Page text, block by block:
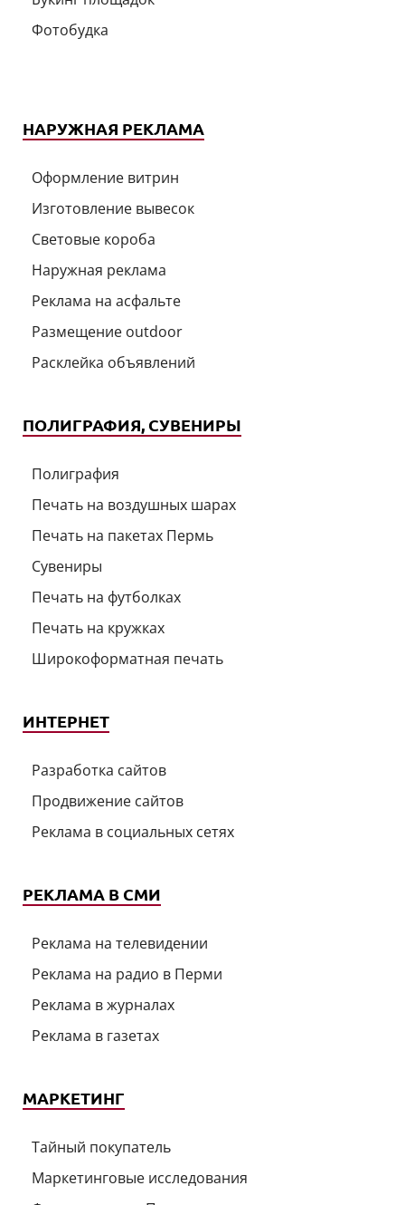
Фотобудка
НАРУЖНАЯ РЕКЛАМА
Оформление витрин
Изготовление вывесок
Световые короба
Наружная реклама
Реклама на асфальте
Размещение outdoor
Расклейка объявлений
ПОЛИГРАФИЯ, СУВЕНИРЫ
Полиграфия
Печать на воздушных шарах
Печать на пакетах Пермь
Сувениры
Печать на футболках
Печать на кружках
Широкоформатная печать
ИНТЕРНЕТ
Разработка сайтов
Продвижение сайтов
Реклама в социальных сетях
РЕКЛАМА В СМИ
Реклама на телевидении
Реклама на радио в Перми
Реклама в журналах
Реклама в газетах
МАРКЕТИНГ
Тайный покупатель
Маркетинговые исследования